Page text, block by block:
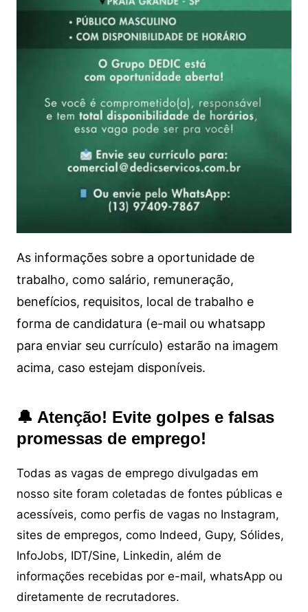
As informações sobre a oportunidade de
trabalho, como salário, remuneração,
benefícios, requisitos, local de trabalho e
forma de candidatura (e-mail ou whatsapp
para enviar seu currículo) estarão na imagem
acima, caso estejam disponíveis.
🔔 Atenção! Evite golpes e falsas
promessas de emprego!
Todas as vagas de emprego divulgadas em
nosso site foram coletadas de fontes públicas e
acessíveis, como perfis de vagas no Instagram,
sites de empregos, como Indeed, Gupy, Sólides,
InfoJobs, IDT/Sine, Linkedin, além de
informações recebidas por e-mail, whatsApp ou
diretamente de recrutadores.